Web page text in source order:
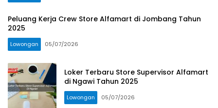
Peluang Kerja Crew Store Alfamart di Jombang Tahun
2025
Lowongan 05/07/2026
Loker Terbaru Store Supervisor Alfamart
di Ngawi Tahun 2025
Lowongan 05/07/2026